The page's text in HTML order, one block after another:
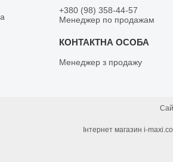
+380 (98) 358-44-57
Менеджер по продажам
Менеджер з продажу